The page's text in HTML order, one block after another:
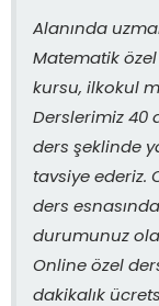
Alanında
Matematik özel
kursu, ilkokul
Derslerimiz 40
ders şeklinde
tavsiye ederiz.
ders
durumunuz
Online özel
dakikalık